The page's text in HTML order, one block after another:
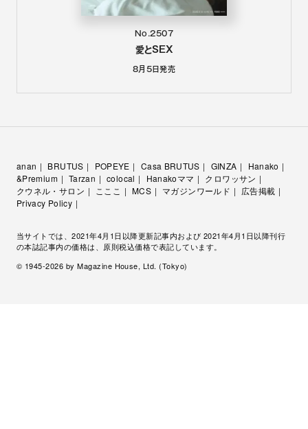
No.2507
愛とSEX
8月5日発売
anan BRUTUS POPEYE Casa BRUTUS GINZA
Hanako
&Premium
Tarzan colocal Hanakoママ
クロワッサン
クウネル・サロン
こここ MCS マガジンワールド
広告掲載
Privacy Policy
当サイトでは、2021年4月1日以降更新記事内および 2021年4月1日以降刊行
の本誌記事内の価格は、原則税込価格で表記しています。
© 1945-2026 by Magazine House, Ltd. (Tokyo)